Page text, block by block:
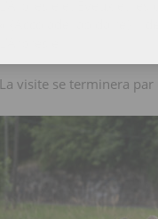
L’Arbresle et Eveux et
« {Accolade lapidaire} »
La visite se terminera